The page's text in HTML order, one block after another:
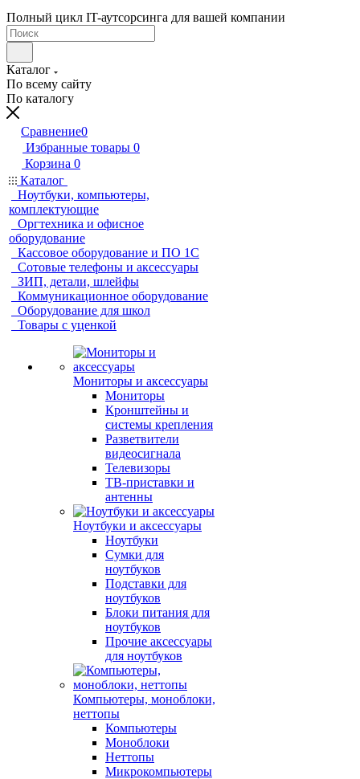
Полный цикл IT-аутсорсинга для вашей компании
Каталог
По всему сайту
По каталогу
Сравнение0
Избранные товары 0
Корзина 0
Каталог
Ноутбуки, компьютеры,
комплектующие
Оргтехника и офисное
оборудование
Кассовое оборудование и ПО 1С
Сотовые телефоны и аксессуары
ЗИП, детали, шлейфы
Коммуникационное оборудование
Оборудование для школ
Товары с уценкой
Мониторы и аксессуары
Мониторы
Кронштейны и
системы крепления
Разветвители
видеосигнала
Телевизоры
ТВ-приставки и
антенны
Ноутбуки и аксессуары
Ноутбуки
Сумки для
ноутбуков
Подставки для
ноутбуков
Блоки питания для
ноутбуков
Прочие аксессуары
для ноутбуков
Компьютеры, моноблоки,
неттопы
Компьютеры
Моноблоки
Неттопы
Микрокомпьютеры